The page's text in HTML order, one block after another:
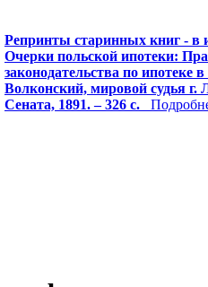
Репринты старинных книг - в
Очерки польской ипотеки:
законодательства по
Волконский, мировой судья
Сената, 1891. – 326 с.